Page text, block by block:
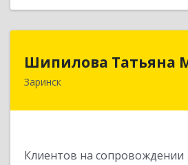
Шипилова Татьяна
Заринск
Клиентов на сопровождении
Шипилова Татьяна